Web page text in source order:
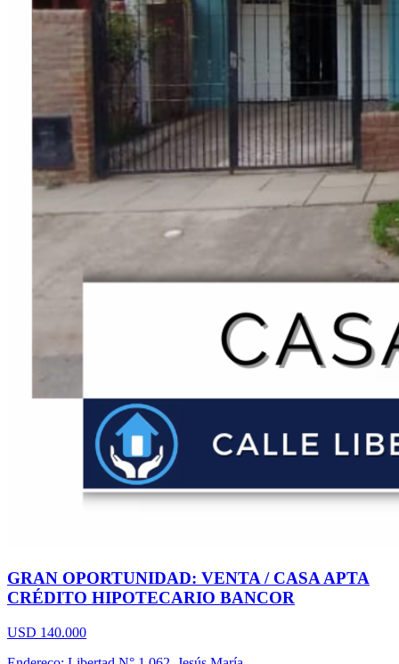
GRAN OPORTUNIDAD: VENTA / CASA APTA
CRÉDITO HIPOTECARIO BANCOR
USD 140.000